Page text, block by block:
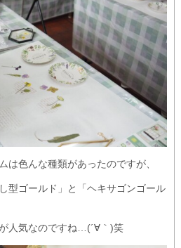
は色んな種類があったのですが、
型ゴールド」と「ヘキサゴンゴール
人気なのですね…(´∀｀)笑